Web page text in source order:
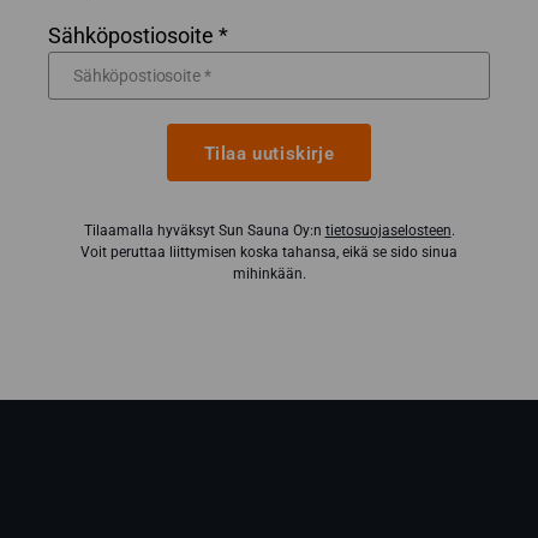
Sähköpostiosoite *
Tilaa uutiskirje
Tilaamalla hyväksyt Sun Sauna Oy:n tietosuojaselosteen.
Voit peruttaa liittymisen koska tahansa, eikä se sido sinua
mihinkään.